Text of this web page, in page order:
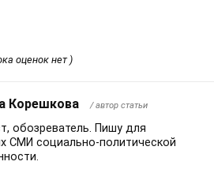
оценок нет )
Корешкова / автор статьи
обозреватель. Пишу для
СМИ социально-политической